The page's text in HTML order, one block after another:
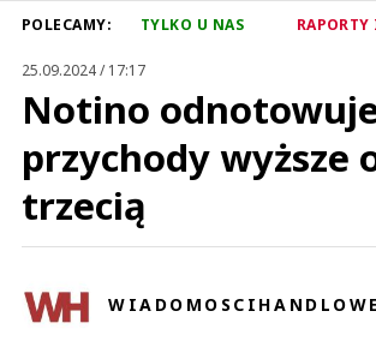
POLECAMY: TYLKO U NAS
25.09.2024 / 17:17
Notino
przychody wyższe
trzecią